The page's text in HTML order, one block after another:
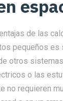
de las
pequeños es
otros
o las
no requieren